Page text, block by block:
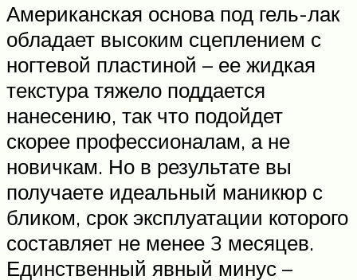
Американская основа под гель-лак
обладает высоким сцеплением с
ногтевой пластиной – ее жидкая
текстура тяжело поддается
нанесению, так что подойдет
скорее профессионалам, а не
новичкам. Но в результате вы
получаете идеальный маникюр с
бликом, срок эксплуатации которого
составляет не менее 3 месяцев.
Единственный явный минус –